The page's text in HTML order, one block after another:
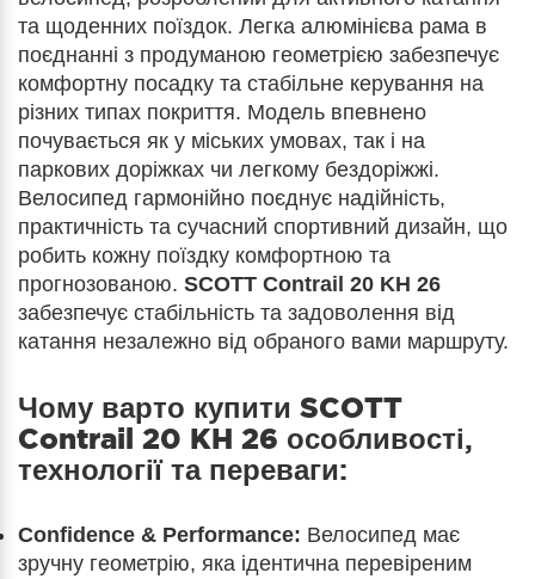
та щоденних поїздок. Легка алюмінієва рама в
поєднанні з продуманою геометрією забезпечує
комфортну посадку та стабільне керування на
різних типах покриття. Модель впевнено
почувається як у міських умовах, так і на
паркових доріжках чи легкому бездоріжжі.
Велосипед гармонійно поєднує надійність,
практичність та сучасний спортивний дизайн, що
робить кожну поїздку комфортною та
прогнозованою. SCOTT Contrail 20 KH 26
забезпечує стабільність та задоволення від
катання незалежно від обраного вами маршруту.
Чому варто купити SCOTT
Contrail 20 KH 26 особливості,
технології та переваги:
Confidence & Performance: Велосипед має
зручну геометрію, яка ідентична перевіреним